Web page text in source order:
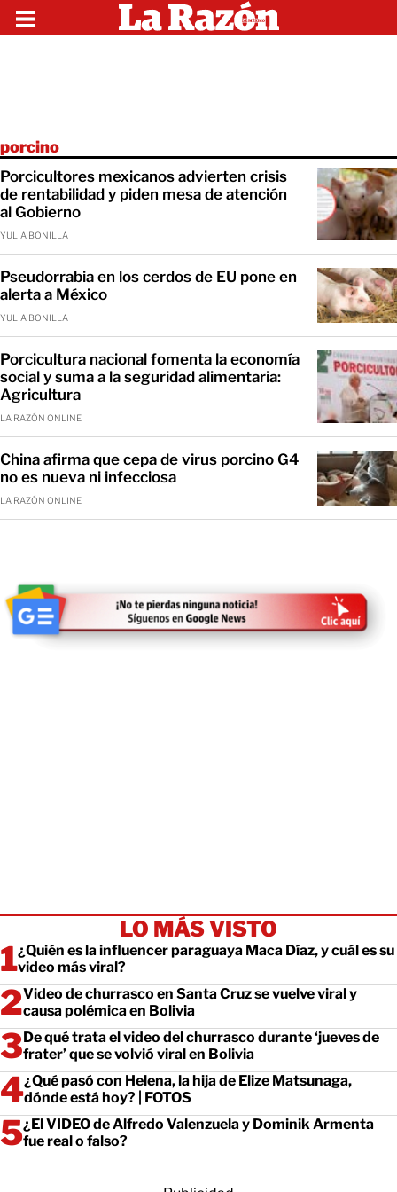
porcino
Porcicultores mexicanos advierten crisis
de rentabilidad y piden mesa de atención
al Gobierno
YULIA BONILLA
Pseudorrabia en los cerdos de EU pone en
alerta a México
YULIA BONILLA
Porcicultura nacional fomenta la economía
social y suma a la seguridad alimentaria:
Agricultura
LA RAZÓN ONLINE
China afirma que cepa de virus porcino G4
no es nueva ni infecciosa
LA RAZÓN ONLINE
LO MÁS VISTO
¿Quién es la influencer paraguaya Maca Díaz, y cuál es su
video más viral?
Video de churrasco en Santa Cruz se vuelve viral y
causa polémica en Bolivia
De qué trata el video del churrasco durante ‘jueves de
frater’ que se volvió viral en Bolivia
¿Qué pasó con Helena, la hija de Elize Matsunaga,
dónde está hoy? | FOTOS
¿El VIDEO de Alfredo Valenzuela y Dominik Armenta
fue real o falso?